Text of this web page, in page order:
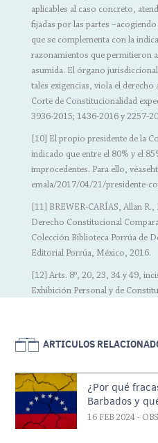
aplicables al caso concreto,
fijadas por las partes
que se complementa con la
razonamientos que permitieron
asumida. El órgano
tales exigencias, viola el derecho
Corte de Constitucionalidad
3936-2015; 1436-2016 y 2257-
[10] El propio presidente de la
indicado que entre el 80% y el
improcedentes. Para ello, véase
emala/2017/04/21/presidente-
[11] BREWER-CARÍAS, Allan
Derecho Constitucional
Colección Biblioteca Porrúa de
Editorial Porrúa, México, 2016.
[12] Arts. 8º, 20, 23, 34 y 49,
Exhibición Personal y de
ARTICULOS
¿Por qué
Barbados y
16 FEB 2024 -